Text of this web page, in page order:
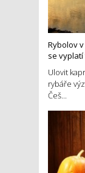
Rybolov
se
Ulovit
rybáře
Češ...